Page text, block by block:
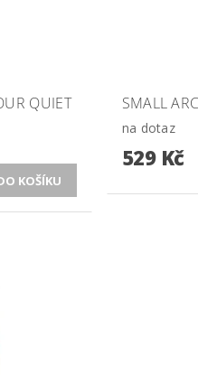
QUIET
SMALL
na dotaz
529 Kč